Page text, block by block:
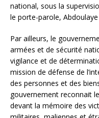
national, sous la
le porte-parole,
Par ailleurs, le
armées et de sécurité
vigilance et de
mission de défense de
des personnes et des
gouvernement reconnait
devant la mémoire des